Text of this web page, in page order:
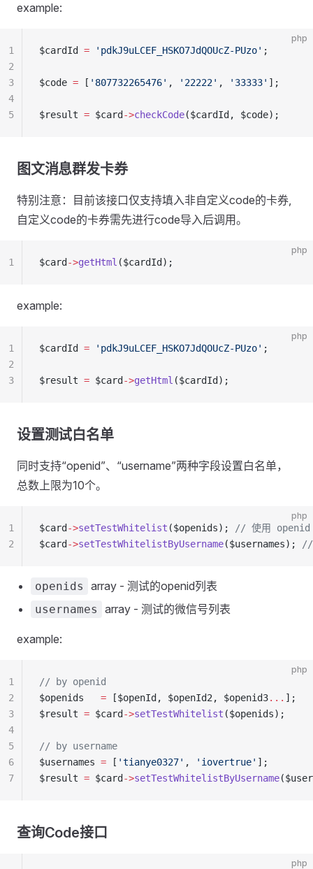
example:
php
$cardId = 'pdkJ9uLCEF_HSKO7JdQOUcZ-PUzo' ;
$code = [ '807732265476' , '22222' , '33333' ];
$result = $card ->checkCode($cardId, $code);
1
2
3
4
5
图文消息群发卡券
特别注意：目前该接口仅支持填入非自定义code的卡券,
自定义code的卡券需先进行code导入后调用。
php
$card ->getHtml ($cardId);
1
example:
php
$cardId = 'pdkJ9uLCEF_HSKO7JdQOUcZ-PUzo' ;
$result = $card ->getHtml ($cardId);
1
2
3
设置测试白名单
同时支持“openid”、“username”两种字段设置白名单，
总数上限为10个。
php
$card ->setTestWhitelist ($openids);
// 使用 openid
$card ->setTestWhitelistByUsername($usernames); //
1
2
openids array - 测试的openid列表
usernames array - 测试的微信号列表
example:
php
// by openid
$openids = [$openId, $openId2, $openid3... ];
$result = $card ->setTestWhitelist ($openids);
// by username
$usernames = [ 'tianye0327' , 'iovertrue' ];
$result = $card ->setTestWhitelistByUsername
1
2
3
4
5
6
7
查询Code接口
php